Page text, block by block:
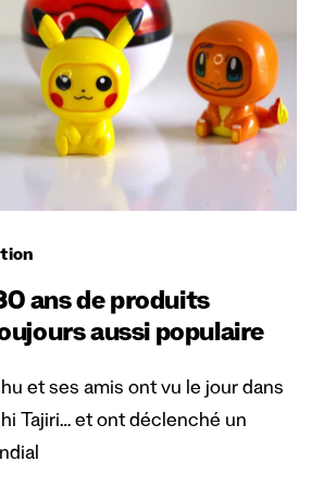
ans de produits
aussi populaire
et ses amis ont vu le jour dans
Tajiri… et ont déclenché un